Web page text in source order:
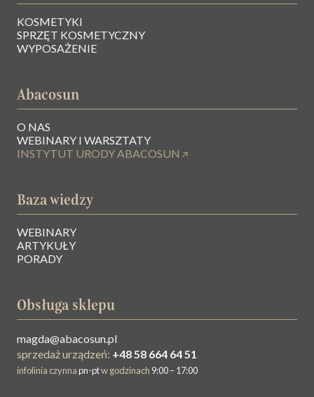
KOSMETYKI
SPRZĘT KOSMETYCZNY
WYPOSAŻENIE
Baza wiedzy
WEBINARY
ARTYKUŁY
PORADY
Obsługa sklepu
magda@abacosun.pl
sprzedaż urządzeń: +48 58 664 64 51
infolinia czynnapn-ptw godzinach 9:00 – 17:00
Abacosun
O NAS
WEBINARY I WARSZTATY
INSTYTUT URODY ABACOSUN